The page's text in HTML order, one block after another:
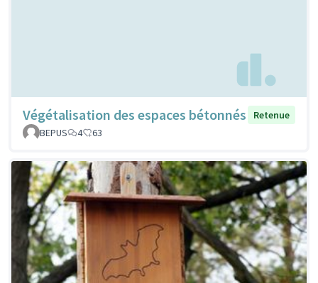
Végétalisation des espaces bétonnés
Retenue
BEPUS
4 63